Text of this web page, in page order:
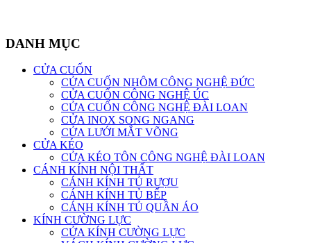
DANH MỤC
CỬA CUỐN
CỬA CUỐN NHÔM CÔNG NGHỆ ĐỨC
CỬA CUỐN CÔNG NGHỆ ÚC
CỬA CUỐN CÔNG NGHỆ ĐÀI LOAN
CỬA INOX SONG NGANG
CỬA LƯỚI MẮT VÕNG
CỬA KÉO
CỬA KÉO TÔN CÔNG NGHỆ ĐÀI LOAN
CÁNH KÍNH NỘI THẤT
CÁNH KÍNH TỦ RƯỢU
CÁNH KÍNH TỦ BẾP
CÁNH KÍNH TỦ QUẦN ÁO
KÍNH CƯỜNG LỰC
CỬA KÍNH CƯỜNG LỰC